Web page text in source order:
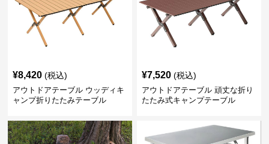
¥8,420 (税込)
アウトドアテーブル ウッディキ
ャンプ折りたたみテーブル
¥7,520 (税込)
アウトドアテーブル 頑丈な折り
たたみ式キャンプテーブル